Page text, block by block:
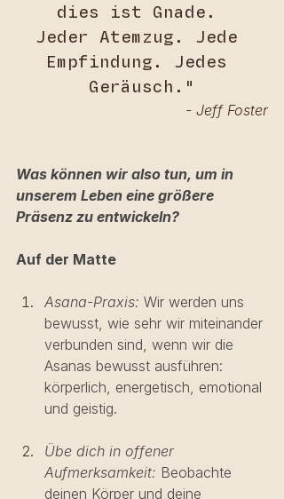
dies ist Gnade.
Jeder Atemzug. Jede
Empfindung. Jedes
Geräusch."
- Jeff Foster
Was können wir also tun, um in
unserem Leben eine größere
Präsenz zu entwickeln?
Auf der Matte
Asana-Praxis: Wir werden uns
bewusst, wie sehr wir miteinander
verbunden sind, wenn wir die
Asanas bewusst ausführen:
körperlich, energetisch, emotional
und geistig.
Übe dich in offener
Aufmerksamkeit: Beobachte
deinen Körper und deine